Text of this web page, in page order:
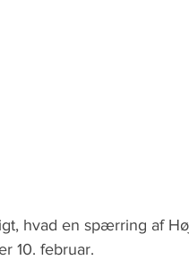
hvad en spærring af
10. februar.